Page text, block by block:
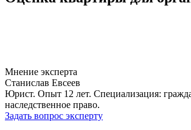
Мнение эксперта
Станислав Евсеев
Юрист. Опыт 12 лет. Специализация:
наследственное право.
Задать вопрос эксперту